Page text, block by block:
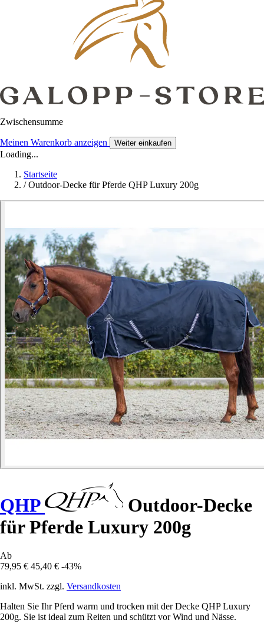
Zwischensumme
Meinen Warenkorb anzeigen Weiter einkaufen
Loading...
Startseite
/ Outdoor-Decke für Pferde QHP Luxury 200g
QHP
Outdoor-Decke
für Pferde Luxury 200g
Ab
79,95 € 45,40 € -43%
inkl. MwSt. zzgl. Versandkosten
Halten Sie Ihr Pferd warm und trocken mit der Decke QHP Luxury
200g. Sie ist ideal zum Reiten und schützt vor Wind und Nässe.